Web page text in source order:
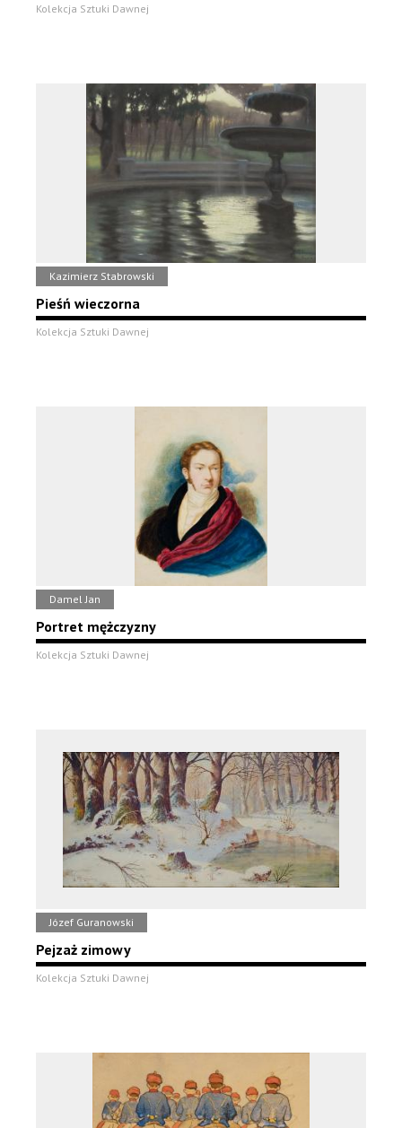
Kolekcja Sztuki Dawnej
Kazimierz Stabrowski
Pieśń wieczorna
Kolekcja Sztuki Dawnej
Damel Jan
Portret mężczyzny
Kolekcja Sztuki Dawnej
Józef Guranowski
Pejzaż zimowy
Kolekcja Sztuki Dawnej